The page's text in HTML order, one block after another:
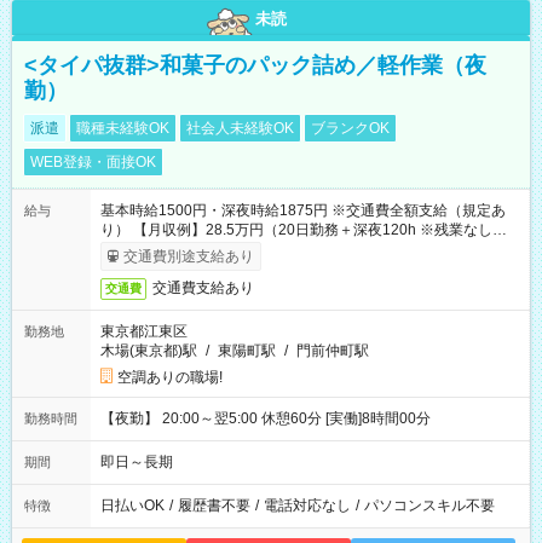
未読
<タイパ抜群>和菓子のパック詰め／軽作業（夜
勤）
派遣 職種未経験OK 社会人未経験OK
ブランクOK
WEB登録・面接OK
給与
基本時給1500円・深夜時給1875円 ※交通費全額支給（規定あ
り） 【月収例】28.5万円（20日勤務＋深夜120h ※残業なしの場
合）交通費別途支給あり
交通費 交通費支給あり
勤務地
東京都江東区
木場(東京都)駅 / 東陽町駅 / 門前仲町駅
空調ありの職場!
勤務時間 【夜勤】 20:00～翌5:00 休憩60分 [実働]8時間00分
期間 即日～長期
特徴 日払いOK / 履歴書不要 / 電話対応なし / パソコンスキル不要